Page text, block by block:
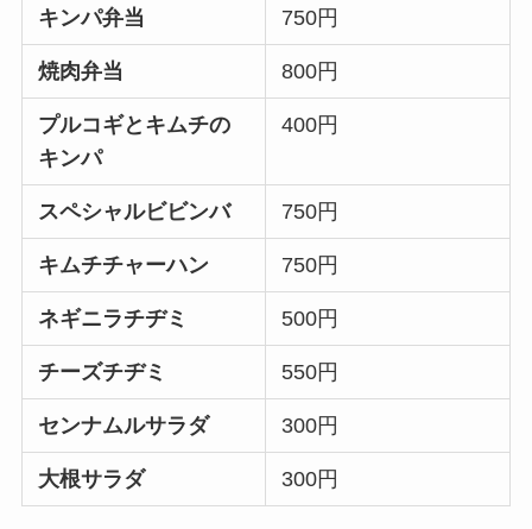
キンパ弁当 750円
焼肉弁当 800円
プルコギとキムチの
キンパ
400円
スペシャルビビンバ 750円
キムチチャーハン 750円
ネギニラチヂミ 500円
チーズチヂミ 550円
センナムルサラダ 300円
大根サラダ 300円